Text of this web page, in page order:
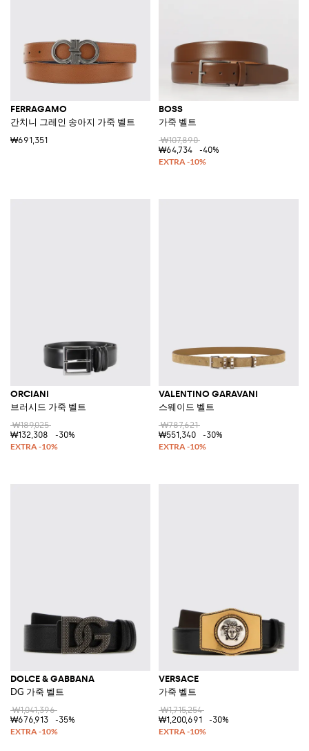
FERRAGAMO
간치니 그레인 송아지 가죽 벨트
₩691,351
BOSS
가죽 벨트
₩107,890
₩64,734
-40%
ORCIANI
브러시드 가죽 벨트
₩189,025
₩132,308
-30%
VALENTINO GARAVANI
스웨이드 벨트
₩787,621
₩551,340
-30%
DOLCE & GABBANA
DG 가죽 벨트
₩1,041,396
₩676,913
-35%
VERSACE
가죽 벨트
₩1,715,254
₩1,200,691
-30%